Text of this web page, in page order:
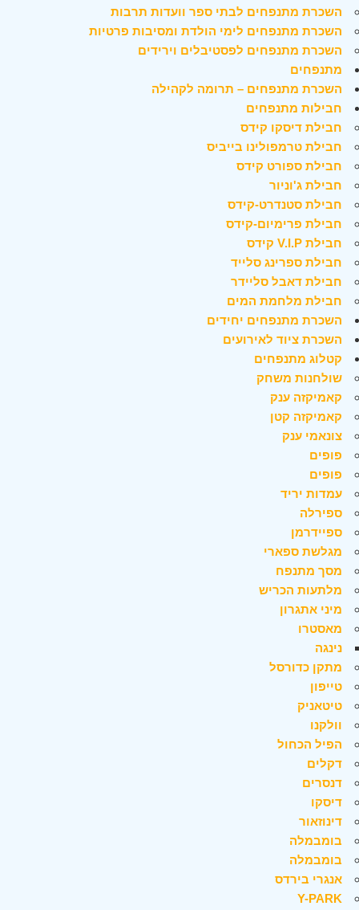
השכרת מתנפחים לבתי ספר וועדות תרבות
השכרת מתנפחים לימי הולדת ומסיבות פרטיות
השכרת מתנפחים לפסטיבלים וירידים
מתנפחים
השכרת מתנפחים – תרומה לקהילה
חבילות מתנפחים
חבילת דיסקו קידס
חבילת טרמפולינו בייביס
חבילת ספורט קידס
חבילת ג'וניור
חבילת סטנדרט-קידס
חבילת פרימיום-קידס
חבילת V.I.P קידס
חבילת ספרינג סלייד
חבילת דאבל סליידר
חבילת מלחמת המים
השכרת מתנפחים יחידים
השכרת ציוד לאירועים
קטלוג מתנפחים
שולחנות משחק
קאמיקזה ענק
קאמיקזה קטן
צונאמי ענק
פופים
פופים
עמדות יריד
ספירלה
ספיידרמן
מגלשת ספארי
מסך מתנפח
מלתעות הכריש
מיני אתגרון
מאסטרו
נינגה
מתקן כדורסל
טייפון
טיטאניק
וולקנו
הפיל הכחול
דקלים
דנסרים
דיסקו
דינוזאור
בומבמלה
בומבמלה
אנגרי בירדס
Y-PARK